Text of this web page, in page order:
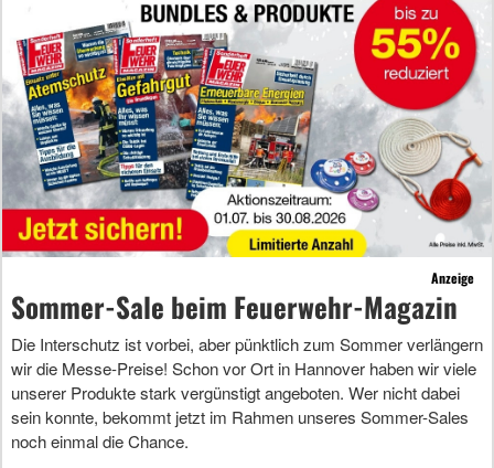
Anzeige
Sommer-Sale beim Feuerwehr-Magazin
Die Interschutz ist vorbei, aber pünktlich zum Sommer verlängern
wir die Messe-Preise! Schon vor Ort in Hannover haben wir viele
unserer Produkte stark vergünstigt angeboten. Wer nicht dabei
sein konnte, bekommt jetzt im Rahmen unseres Sommer-Sales
noch einmal die Chance.